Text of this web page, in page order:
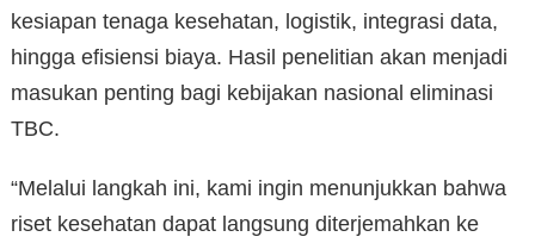
kesiapan tenaga kesehatan, logistik, integrasi data,
hingga efisiensi biaya. Hasil penelitian akan menjadi
masukan penting bagi kebijakan nasional eliminasi
TBC.
“Melalui langkah ini, kami ingin menunjukkan bahwa
riset kesehatan dapat langsung diterjemahkan ke